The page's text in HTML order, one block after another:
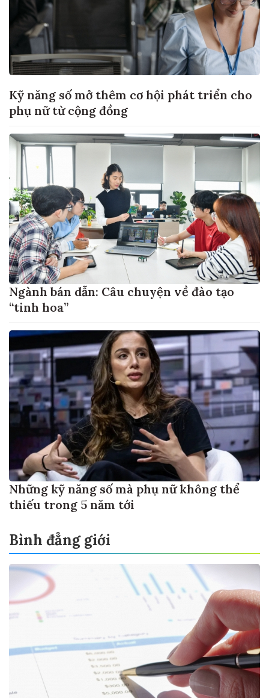
Kỹ năng số mở thêm cơ hội phát triển cho
phụ nữ từ cộng đồng
Ngành bán dẫn: Câu chuyện về đào tạo
“tinh hoa”
Những kỹ năng số mà phụ nữ không thể
thiếu trong 5 năm tới
Bình đẳng giới